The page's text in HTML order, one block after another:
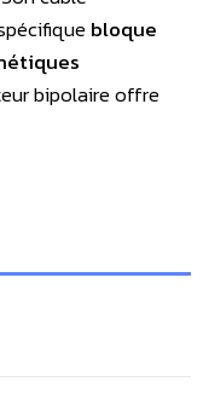
bloque
bipolaire offre